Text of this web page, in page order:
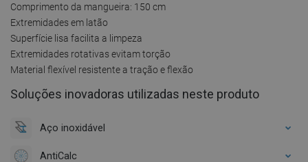
Comprimento da mangueira: 150 cm
Extremidades em latão
Superfície lisa facilita a limpeza
Extremidades rotativas evitam torção
Material flexível resistente a tração e flexão
Soluções inovadoras utilizadas neste produto
Aço inoxidável
AntiCalc